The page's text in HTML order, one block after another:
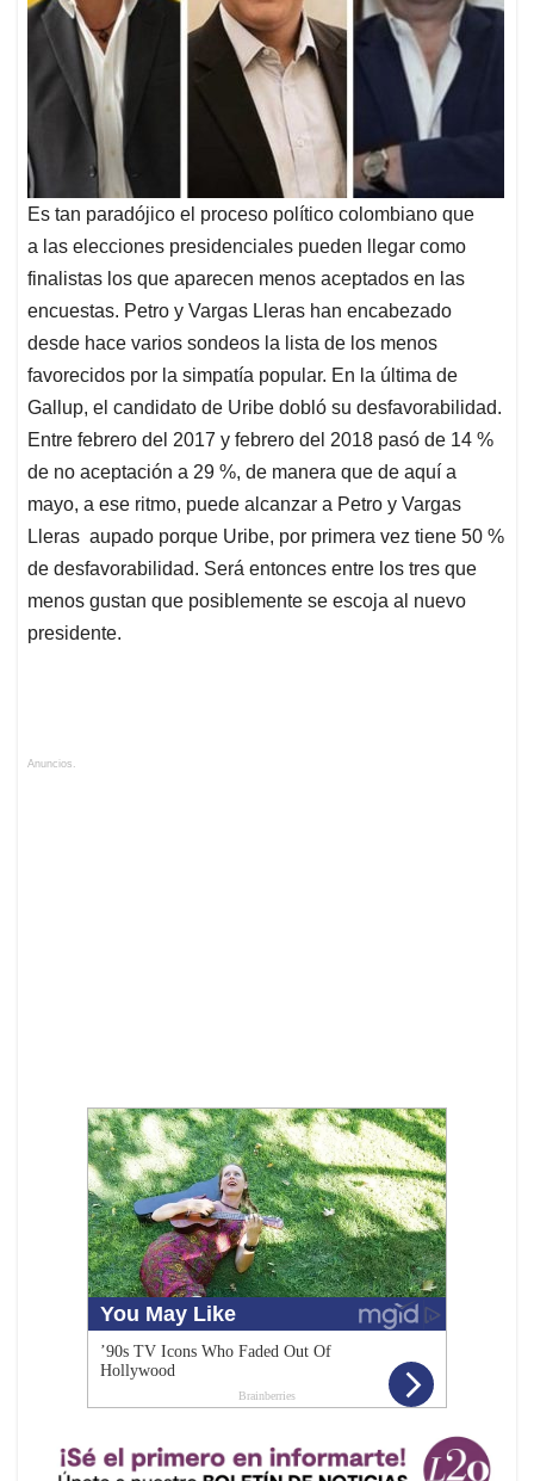
Es tan paradójico el proceso político colombiano que
a las elecciones presidenciales pueden llegar como
finalistas los que aparecen menos aceptados en las
encuestas. Petro y Vargas Lleras han encabezado
desde hace varios sondeos la lista de los menos
favorecidos por la simpatía popular. En la última de
Gallup, el candidato de Uribe dobló su desfavorabilidad.
Entre febrero del 2017 y febrero del 2018 pasó de 14 %
de no aceptación a 29 %, de manera que de aquí a
mayo, a ese ritmo, puede alcanzar a Petro y Vargas
Lleras aupado porque Uribe, por primera vez tiene 50 %
de desfavorabilidad. Será entonces entre los tres que
menos gustan que posiblemente se escoja al nuevo
presidente.
Anuncios.